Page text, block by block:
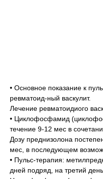
• Основное показание к
ревматоид-ный васкулит.
Лечение ревматоидиого
• Циклофосфамид
течение 9-12 мес в
Дозу преднизолона
мес, в последующем
• Пульс-терапия:
дней подряд, на третий